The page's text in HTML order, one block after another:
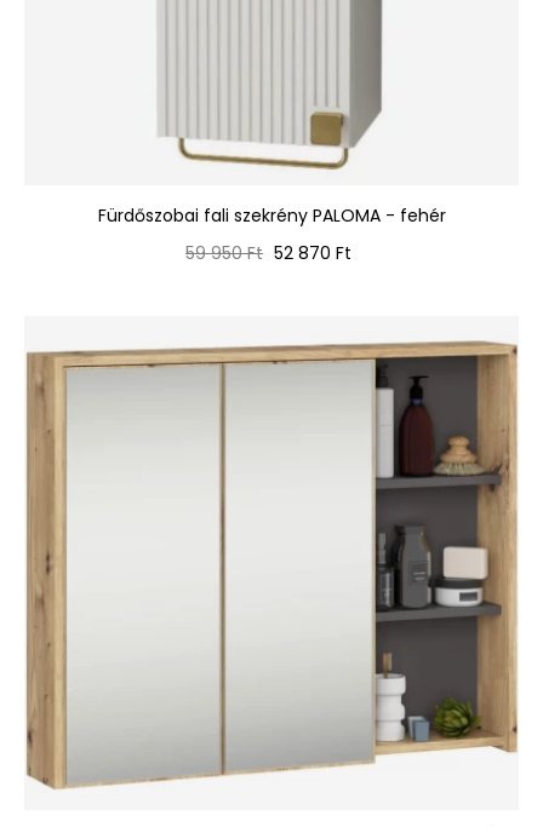
Fürdőszobai fali szekrény PALOMA - fehér
Normál
59 950 Ft Ár
52 870 Ft